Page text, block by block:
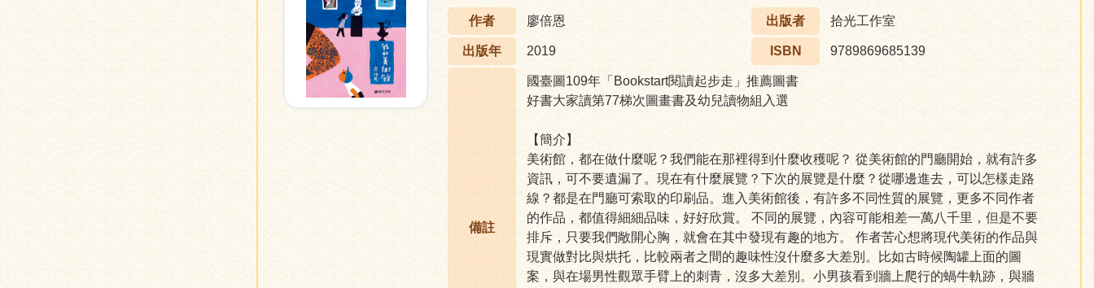
作者 廖倍恩 出版者 拾光工作室
出版年 2019 ISBN 9789869685139
備註
國臺圖109年「Bookstart閱讀起步走」推薦圖書
好書大家讀第77梯次圖畫書及幼兒讀物組入選
【簡介】
美術館，都在做什麼呢？我們能在那裡得到什麼收穫呢？ 從美術館的門廳開始，就有許多
資訊，可不要遺漏了。現在有什麼展覽？下次的展覽是什麼？從哪邊進去，可以怎樣走路
線？都是在門廳可索取的印刷品。進入美術館後，有許多不同性質的展覽，更多不同作者
的作品，都值得細細品味，好好欣賞。 不同的展覽，內容可能相差一萬八千里，但是不要
排斥，只要我們敞開心胸，就會在其中發現有趣的地方。 作者苦心想將現代美術的作品與
現實做對比與烘托，比較兩者之間的趣味性沒什麼多大差別。比如古時候陶罐上面的圖
案，與在場男性觀眾手臂上的刺青，沒多大差別。小男孩看到牆上爬行的蝸牛軌跡，與牆